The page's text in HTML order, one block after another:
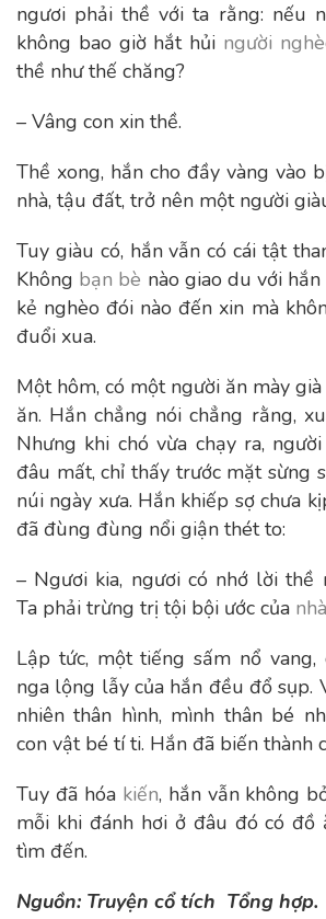
ngươi phải thề với ta rằng: nếu
không bao giờ hắt hủi người
thề như thế chăng?
– Vâng con xin thề.
Thề xong, hắn cho đầy vàng vào
nhà, tậu đất, trở nên một người
Tuy giàu có, hắn vẫn có cái tật
Không bạn bè nào giao du với
kẻ nghèo đói nào đến xin mà
đuổi xua.
Một hôm, có một người ăn mày
ăn. Hắn chẳng nói chẳng rằng,
Nhưng khi chó vừa chạy ra,
đâu mất, chỉ thấy trước mặt sừng
núi ngày xưa. Hắn khiếp sợ chưa
đã đùng đùng nổi giận thét to:
– Ngươi kia, ngươi có nhớ lời thề
Ta phải trừng trị tội bội ước của
Lập tức, một tiếng sấm nổ vang,
nga lộng lẫy của hắn đều đổ sụp.
nhiên thân hình, mình thân bé
con vật bé tí ti. Hắn đã biến thành
Tuy đã hóa kiến, hắn vẫn không
mỗi khi đánh hơi ở đâu đó có đồ
tìm đến.
Nguồn: Truyện cổ tích Tổng hợp.